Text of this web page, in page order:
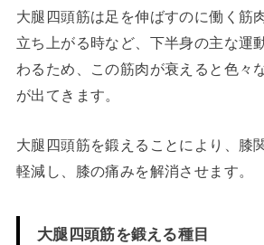
大腿四頭筋は足を伸ばすのに働く筋
立ち上がる時など、下半身の主な運
わるため、この筋肉が衰えると色々
が出てきます。
大腿四頭筋を鍛えることにより、膝
軽減し、膝の痛みを解消させます。
大腿四頭筋を鍛える種目